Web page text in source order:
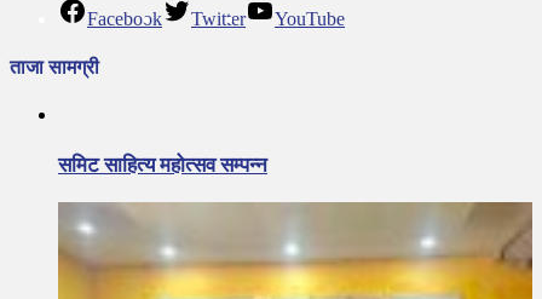
Facebook Twitter YouTube
ताजा सामग्री
समिट साहित्य महोत्सव सम्पन्न